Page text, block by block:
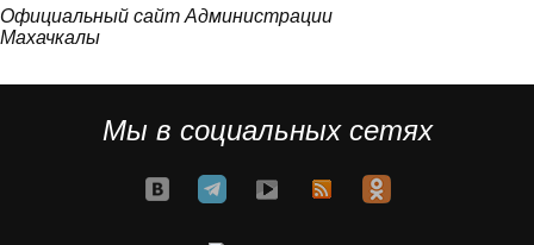
Официальный сайт Администрации
Махачкалы
Мы в социальных сетях